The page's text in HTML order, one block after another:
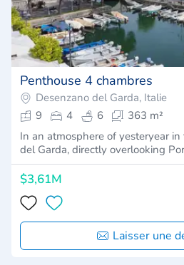
Penthouse 4 chambres
Desenzano del Garda, Italie
9
4 6
363 m²
In an atmosphere of yesteryear
del Garda, directly overlooking
$3,61M
Laisser une